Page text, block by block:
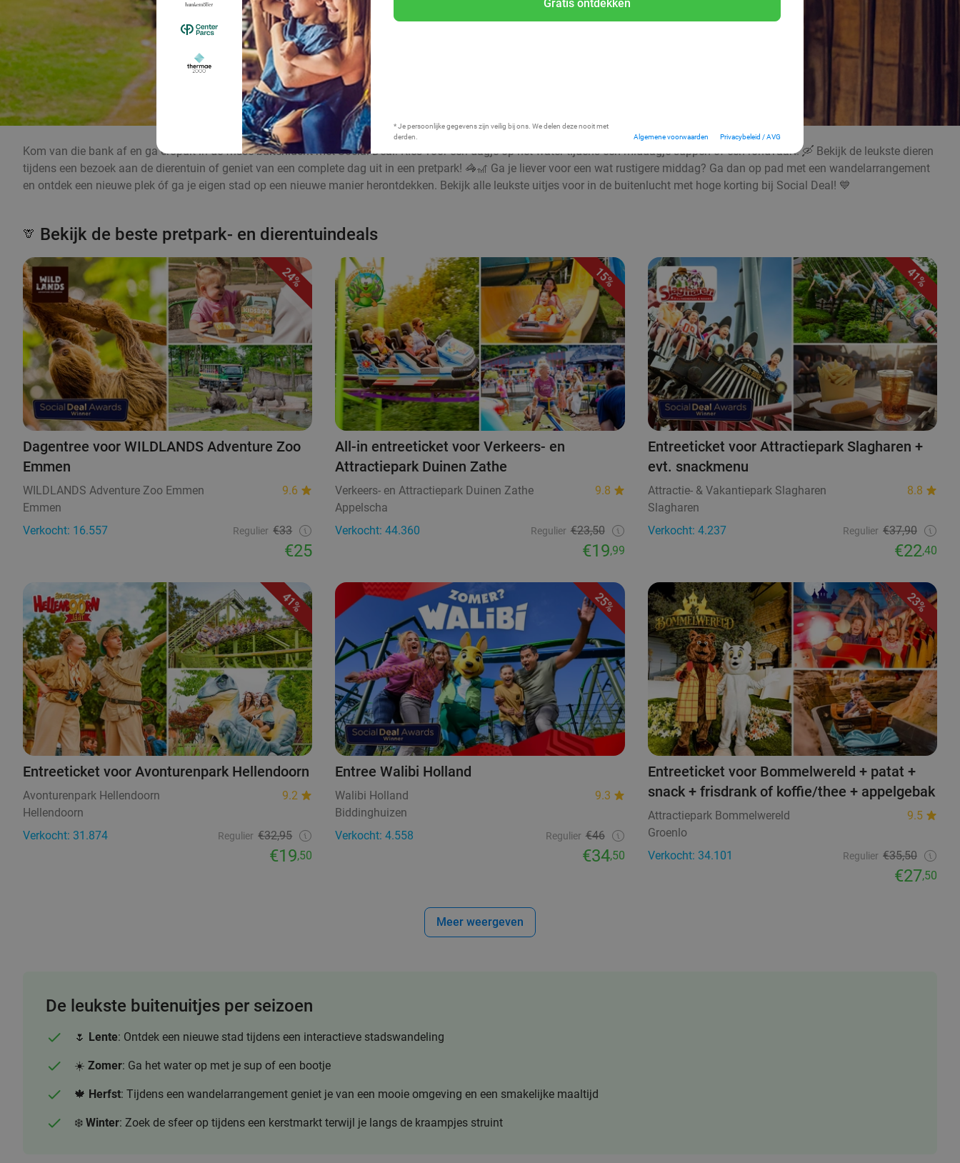
Gratis ontdekken
* Je persoonlijke gegevens zijn veilig bij ons. We delen deze nooit met
derden.
Algemene voorwaarden Privacybeleid / AVG
Kom van die bank af en ga eropuit in de frisse buitenlucht met Social Deal. Kies voor een dagje op het water tijdens een middagje suppen of een rondvaart. 🛶 Bekijk de leukste dieren
tijdens een bezoek aan de dierentuin of geniet van een complete dag uit in een pretpark! 🦓🎢 Ga je liever voor een wat rustigere middag? Ga dan op pad met een wandelarrangement
en ontdek een nieuwe plek óf ga je eigen stad op een nieuwe manier herontdekken. Bekijk alle leukste uitjes voor in de buitenlucht met hoge korting bij Social Deal! 💙
🦒 Bekijk de beste pretpark- en dierentuindeals
24%
Dagentree voor WILDLANDS Adventure Zoo
Emmen
WILDLANDS Adventure Zoo Emmen
9.6
Emmen
Verkocht: 16.557
Regulier €33
€25
15%
All-in entreeticket voor Verkeers- en
Attractiepark Duinen Zathe
Verkeers- en Attractiepark Duinen Zathe
9.8
Appelscha
Verkocht: 44.360
Regulier €23,50
€19,99
41%
Entreeticket voor Attractiepark Slagharen +
evt. snackmenu
Attractie- & Vakantiepark Slagharen
8.8
Slagharen
Verkocht: 4.237
Regulier €37,90
€22,40
41%
Entreeticket voor Avonturenpark Hellendoorn
Avonturenpark Hellendoorn
9.2
Hellendoorn
Verkocht: 31.874
Regulier €32,95
€19,50
25%
Entree Walibi Holland
Walibi Holland
9.3
Biddinghuizen
Verkocht: 4.558
Regulier €46
€34,50
23%
Entreeticket voor Bommelwereld + patat +
snack + frisdrank of koffie/thee + appelgebak
Attractiepark Bommelwereld
9.5
Groenlo
Verkocht: 34.101
Regulier €35,50
€27,50
Meer weergeven
De leukste buitenuitjes per seizoen
🌷 Lente: Ontdek een nieuwe stad tijdens een interactieve stadswandeling
☀️ Zomer: Ga het water op met je sup of een bootje
🍁 Herfst: Tijdens een wandelarrangement geniet je van een mooie omgeving en een smakelijke maaltijd
❄️ Winter: Zoek de sfeer op tijdens een kerstmarkt terwijl je langs de kraampjes struint